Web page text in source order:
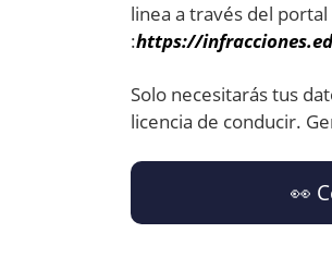
linea a través del
:https://
Solo necesitarás tus
licencia de conducir.
👀​